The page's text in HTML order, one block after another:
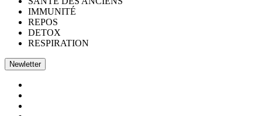
IMMUNITÉ
REPOS
DETOX
RESPIRATION
Newletter